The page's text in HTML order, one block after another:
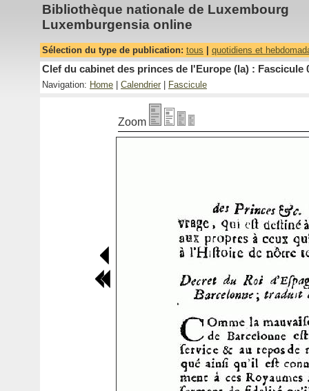
Bibliothèque nationale de Luxembourg
Luxemburgensia online
Sélection du type de publication: tous quotidiens et
Clef du cabinet des princes de l'Europe (la) : Fascicule
Navigation: Home Calendrier Fascicule
Zoom